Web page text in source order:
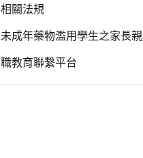
相關法規
未成年藥物濫用學生之家長親
職教育聯繫平台